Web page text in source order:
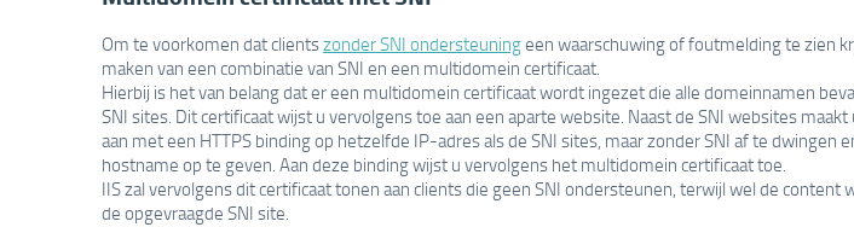
Om te voorkomen dat clientszonder SNI ondersteuningeen waarschuwing of foutmelding te zien
maken van een combinatie van SNI en een multidomein certificaat.
Hierbij is het van belang dat er een multidomein certificaat wordt ingezet die alle domeinnamen
SNI sites. Dit certificaat wijst u vervolgens toe aan een aparte website. Naast de SNI websites
aan met een HTTPS binding op hetzelfde IP-adres als de SNI sites, maar zonder SNI af te dwingen
hostname op te geven. Aan deze binding wijst u vervolgens het multidomein certificaat toe.
IIS zal vervolgens dit certificaat tonen aan clients die geen SNI ondersteunen, terwijl wel de content
de opgevraagde SNI site.